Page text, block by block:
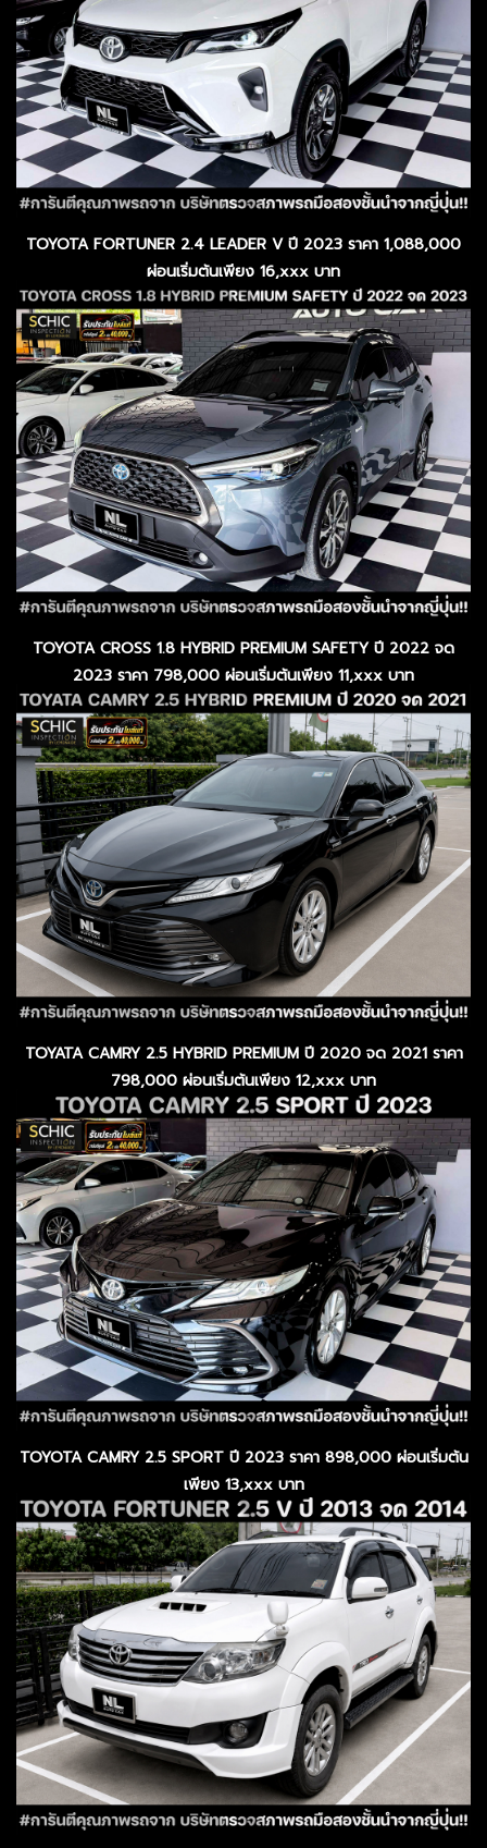
TOYOTA FORTUNER 2.4 LEADER V ปี 2023 ราคา 1,088,000
ผ่อนเริ่มต้นเพียง 16,xxx บาท
TOYOTA CROSS 1.8 HYBRID PREMIUM SAFETY ปี 2022 จด
2023 ราคา 798,000 ผ่อนเริ่มต้นเพียง 11,xxx บาท
TOYATA CAMRY 2.5 HYBRID PREMIUM ปี 2020 จด 2021 ราคา
798,000 ผ่อนเริ่มต้นเพียง 12,xxx บาท
TOYOTA CAMRY 2.5 SPORT ปี 2023 ราคา 898,000 ผ่อนเริ่มต้น
เพียง 13,xxx บาท